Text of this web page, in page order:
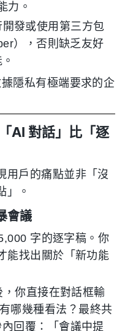
力。
開發或使用第三方包
），否則缺乏友好
據隱私有極端要求的企
AI 對話」比「逐
用戶的痛點並非「沒
」。
會議
字的逐字稿。你
能找出關於「新功能
你直接在對話框輸
哪幾種看法？最終共
回覆：「會議中提